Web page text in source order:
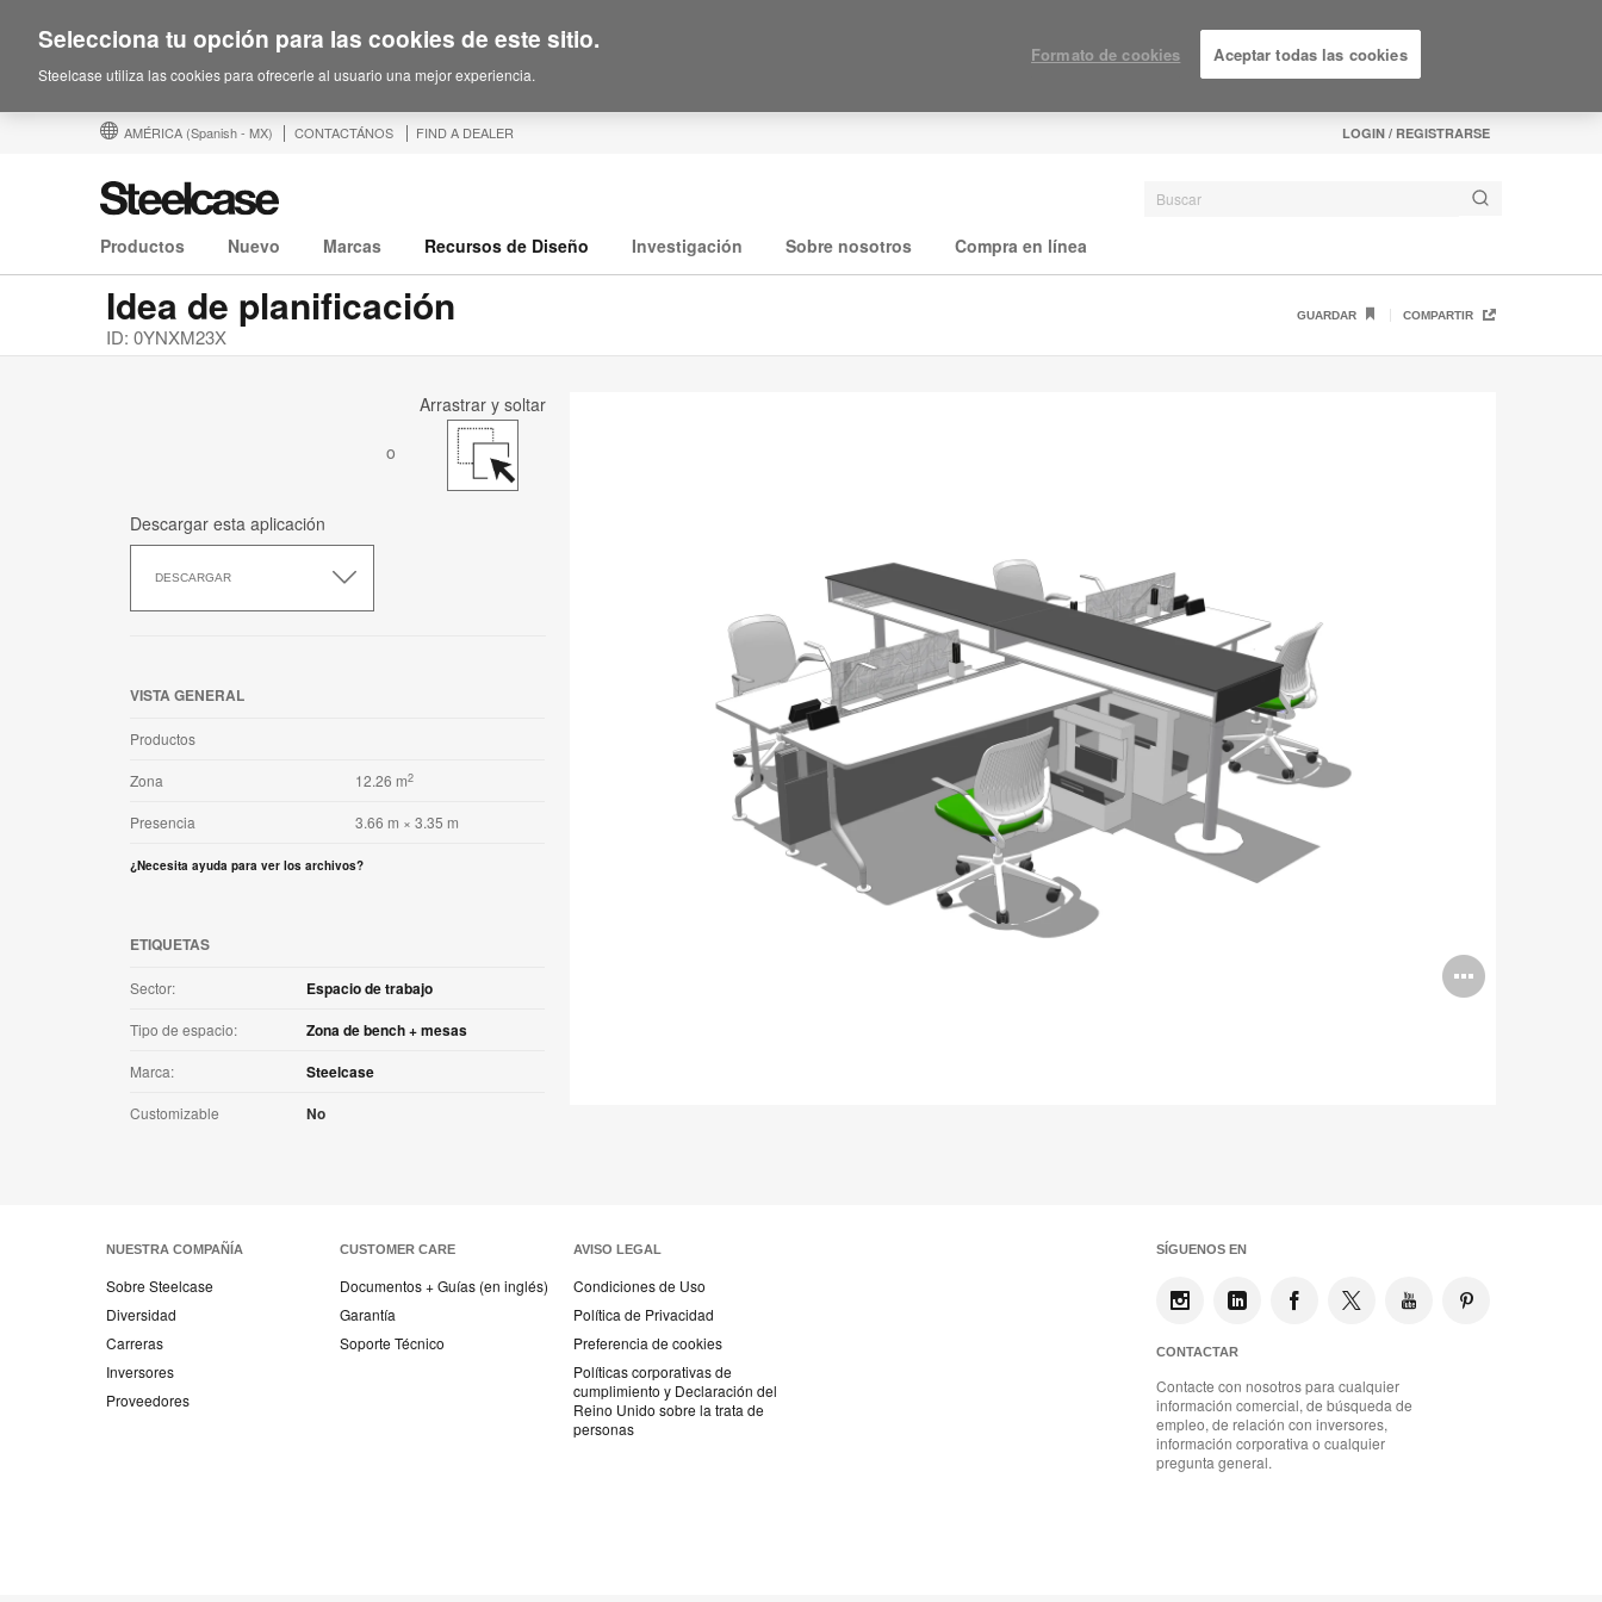
AMÉRICA (Spanish - MX) CONTACTÁNOS FIND A DEALER LOGIN / REGISTRARSE
Productos Nuevo Marcas Recursos de Diseño Investigación Sobre nosotros Compra en línea
Idea de planificación
ID: 0YNXM23X
GUARDAR COMPARTIR
Open
Arrastrar y soltar
o
Descargar esta aplicación
DESCARGAR
esta
VISTA GENERAL
Productos
Zona 12.26 m2
Presencia 3.66 m × 3.35 m
¿Necesita ayuda para ver los archivos?
ETIQUETAS
Sector: Espacio de trabajo
Tipo de espacio: Zona de bench + mesas
Marca: Steelcase
Customizable No
NUESTRA COMPAÑÍA
Sobre Steelcase
Diversidad
Carreras
Inversores
Proveedores
CUSTOMER CARE
Documentos + Guías (en inglés)
Garantía
Soporte Técnico
AVISO LEGAL
Condiciones de Uso
Política de Privacidad
Preferencia de cookies
Políticas corporativas de
cumplimiento y Declaración del
Reino Unido sobre la trata de
personas
SÍGUENOS EN
CONTACTAR
Contacte con nosotros para cualquier
información comercial, de búsqueda de
empleo, de relación con inversores,
información corporativa o cualquier
pregunta general.
Selecciona tu opción para las cookies de este sitio.
Steelcase utiliza las cookies para ofrecerle al usuario una mejor experiencia.
Formato de cookies Aceptar todas las cookies